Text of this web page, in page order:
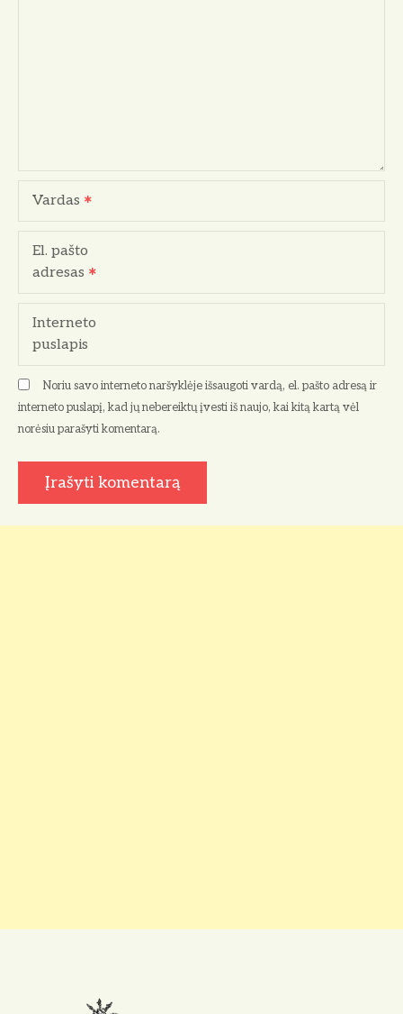
a
š
ų
Vardas
El. pašto
adresas
Interneto
puslapis
Noriu savo interneto naršyklėje išsaugoti vardą, el. pašto adresą ir
interneto puslapį, kad jų nebereiktų įvesti iš naujo, kai kitą kartą vėl
norėsiu parašyti komentarą.